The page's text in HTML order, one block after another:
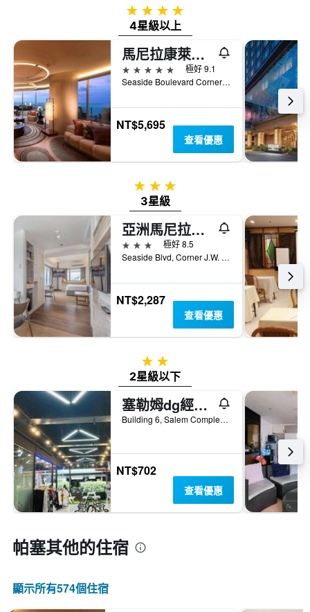
天
內
找
到
的
本
週
末
房
間
格。
1
條
Y
軸，
顯
示
房
間
的
格
4星級
4星級以上
馬尼拉康萊德酒店
5星級
極好 9.1
Seaside Boulevard Corner Coral Way, 帕塞, 菲律賓
NT$5,695
查看優惠
3星級
3星級
亞洲馬尼拉溫德姆購物中心tryp酒店
3星級
極好 8.5
Seaside Blvd, Corner J.W. Diokno Blvd, 帕塞, 菲律賓
NT$2,287
查看優惠
2星級
2星級以下
塞勒姆dg經濟型酒店
Building 6, Salem Complex, Domestic Road, Barangay 191, Pasay City Inside Salem Complex, 帕塞, 菲律賓
NT$702
查看優惠
帕塞​其他的住宿
顯示所有574​個住宿